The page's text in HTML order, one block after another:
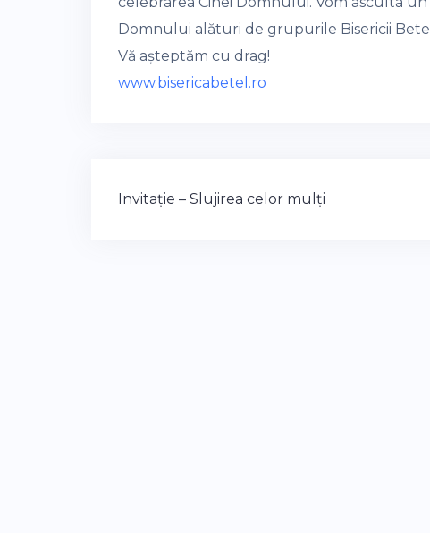
Domnului alături de grupurile Bisericii
Vă așteptăm cu drag!
www.bisericabetel.ro
Post
Invitație – Slujirea celor mulți